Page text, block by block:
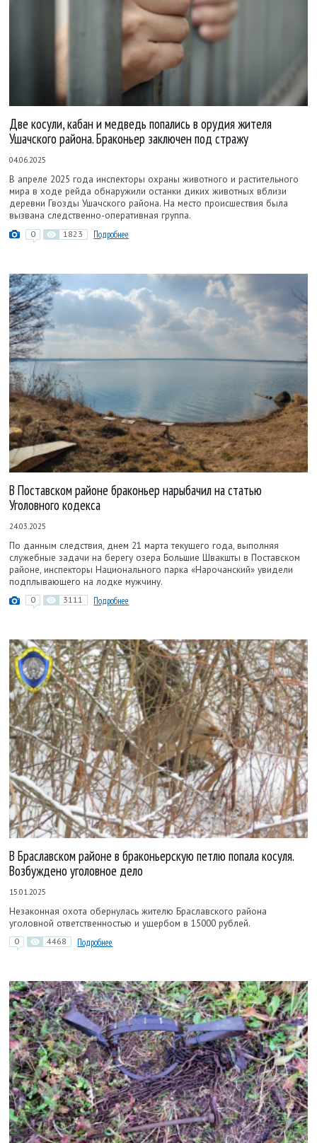
Две косули, кабан и медведь попались в орудия жителя
Ушачского района. Браконьер заключен под стражу
04.06.2025
В апреле 2025 года инспекторы охраны животного и растительного
мира в ходе рейда обнаружили останки диких животных вблизи
деревни Гвозды Ушачского района. На место происшествия была
вызвана следственно-оперативная группа.
0 1823 Подробнее
В Поставском районе браконьер нарыбачил на статью
Уголовного кодекса
24.03.2025
По данным следствия, днем 21 марта текущего года, выполняя
служебные задачи на берегу озера Большие Швакшты в Поставском
районе, инспекторы Национального парка «Нарочанский» увидели
подплывающего на лодке мужчину.
0 3111 Подробнее
В Браславском районе в браконьерскую петлю попала косуля.
Возбуждено уголовное дело
15.01.2025
Незаконная охота обернулась жителю Браславского района
уголовной ответственностью и ущербом в 15000 рублей.
0 4468 Подробнее